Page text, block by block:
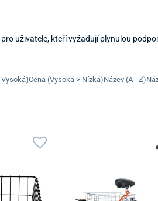
uživatele, kteří vyžadují plynulou
kola se třemi koly zajišťuje stabilitu
Cena (Vysoká > Nízká)Název (A - Z)